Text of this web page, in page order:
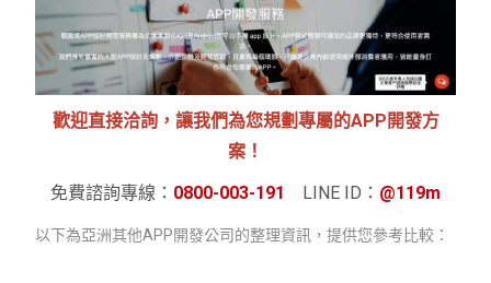
歡迎直接洽詢，讓我們為您規劃專屬的APP開發方
案！
免費諮詢專線： 0800-003-191 LINE ID： @119m
以下為亞洲其他APP開發公司的整理資訊，提供您參考比較：